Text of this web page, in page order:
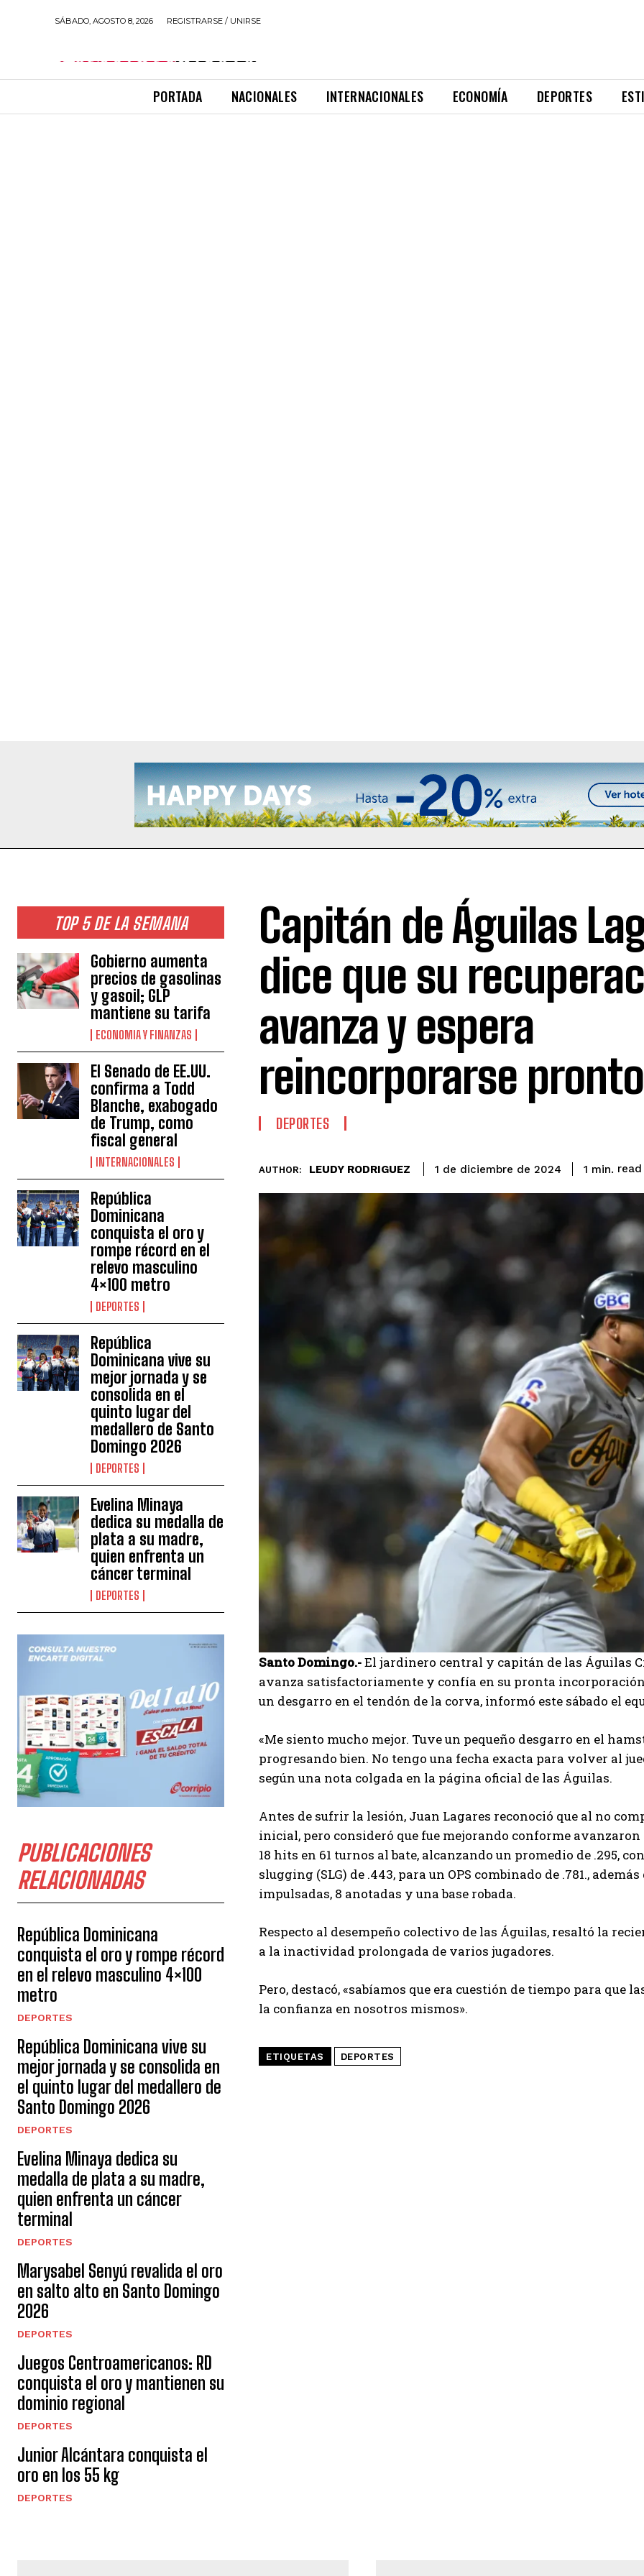
SÁBADO, AGOSTO 8, 2026 REGISTRARSE / UNIRSE
PORTADA NACIONALES INTERNACIONALES ECONOMÍA DEPORTES
TOP 5 DE LA SEMANA
Gobierno aumenta
precios de gasolinas
y gasoil; GLP
mantiene su tarifa
ECONOMIA Y FINANZAS
El Senado de EE.UU.
confirma a Todd
Blanche, exabogado
de Trump, como
fiscal general
INTERNACIONALES
República
Dominicana
conquista el oro y
rompe récord en el
relevo masculino
4×100 metro
DEPORTES
República
Dominicana vive su
mejor jornada y se
consolida en el
quinto lugar del
medallero de Santo
Domingo 2026
DEPORTES
Evelina Minaya
dedica su medalla de
plata a su madre,
quien enfrenta un
cáncer terminal
DEPORTES
PUBLICACIONES
RELACIONADAS
República Dominicana
conquista el oro y rompe récord
en el relevo masculino 4×100
metro
DEPORTES
República Dominicana vive su
mejor jornada y se consolida en
el quinto lugar del medallero de
Santo Domingo 2026
DEPORTES
Evelina Minaya dedica su
medalla de plata a su madre,
quien enfrenta un cáncer
terminal
DEPORTES
Marysabel Senyú revalida el oro
en salto alto en Santo Domingo
2026
DEPORTES
Juegos Centroamericanos: RD
conquista el oro y mantienen su
dominio regional
DEPORTES
Junior Alcántara conquista el
oro en los 55 kg
DEPORTES
Capitán de Águilas
dice que su
avanza y espera
reincorporarse pronto
DEPORTES
AUTHOR: LEUDY RODRIGUEZ 1 de diciembre de 2024 1 min. read
Santo Domingo.-El jardinero central y capitán de las Águilas
avanza satisfactoriamente y confía en su pronta
un desgarro en el tendón de la corva, informó este sábado el
«Me siento mucho mejor. Tuve un pequeño desgarro en el
progresando bien. No tengo una fecha exacta para volver al
según una nota colgada en la página oficial de las Águilas.
Antes de sufrir la lesión, Juan Lagares reconoció que al no
inicial, pero consideró que fue mejorando conforme
18 hits en 61 turnos al bate, alcanzando un promedio de .295,
slugging (SLG) de .443, para un OPS combinado de .781.,
impulsadas, 8 anotadas y una base robada.
Respecto al desempeño colectivo de las Águilas, resaltó la
a la inactividad prolongada de varios jugadores.
Pero, destacó, «sabíamos que era cuestión de tiempo para que
la confianza en nosotros mismos».
ETIQUETAS DEPORTES